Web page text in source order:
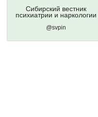
Сибирский вестник
психиатрии и наркологии
@svpin